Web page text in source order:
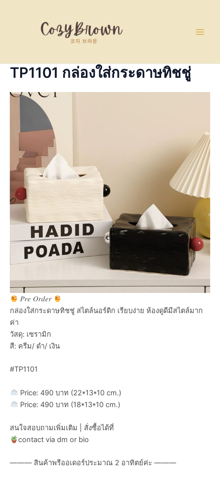
TP1101 กล่องใส่กระดาษทิชชู่
𝑃𝑟𝑒 𝑂𝑟𝑑𝑒𝑟
กล่องใส่กระดาษทิชชู่ สไตล์นอร์ดิก เรียบง่าย ห้องดูดีมีสไตล์มาก
ค่า
วัสดุ: เซรามิก
สี: ครีม/ ดำ/ เงิน
#TP1101
Price: 490 บาท (22*13*10 cm.)
Price: 490 บาท (18*13*10 cm.)
สนใจสอบถามเพิ่มเติม | สั่งซื้อได้ที่
contact via dm or bio
——— สินค้าพรีออเดอร์ประมาณ 2 อาทิตย์ค่ะ ———